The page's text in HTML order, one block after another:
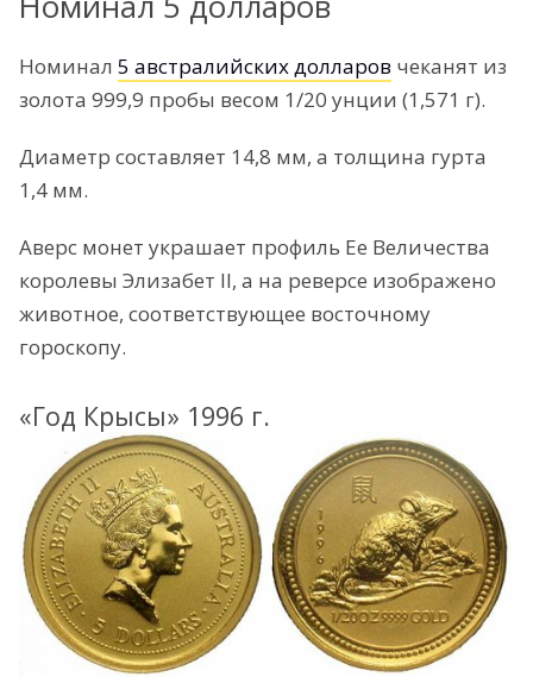
Номинал 5 австралийских долларов чеканят из
золота 999,9 пробы весом 1/20 унции (1,571 г).
Диаметр составляет 14,8 мм, а толщина гурта
1,4 мм.
Аверс монет украшает профиль Ее Величества
королевы Элизабет II, а на реверсе изображено
животное, соответствующее восточному
гороскопу.
«Год Крысы» 1996 г.